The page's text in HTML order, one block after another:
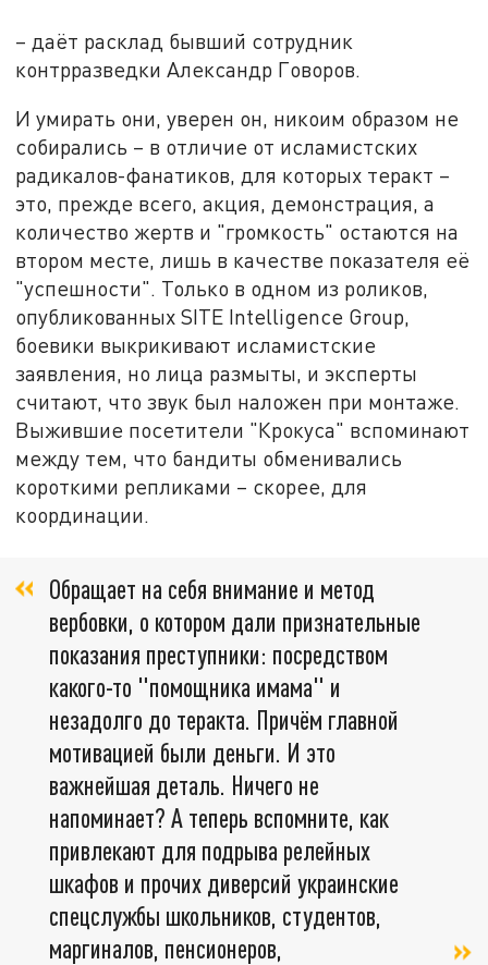
– даёт расклад бывший сотрудник
контрразведки Александр Говоров.
И умирать они, уверен он, никоим образом не
собирались – в отличие от исламистских
радикалов-фанатиков, для которых теракт –
это, прежде всего, акция, демонстрация, а
количество жертв и "громкость" остаются на
втором месте, лишь в качестве показателя её
"успешности". Только в одном из роликов,
опубликованных SITE Intelligence Group,
боевики выкрикивают исламистские
заявления, но лица размыты, и эксперты
считают, что звук был наложен при монтаже.
Выжившие посетители "Крокуса" вспоминают
между тем, что бандиты обменивались
короткими репликами – скорее, для
координации.
Обращает на себя внимание и метод
вербовки, о котором дали признательные
показания преступники: посредством
какого-то "помощника имама" и
незадолго до теракта. Причём главной
мотивацией были деньги. И это
важнейшая деталь. Ничего не
напоминает? А теперь вспомните, как
привлекают для подрыва релейных
шкафов и прочих диверсий украинские
спецслужбы школьников, студентов,
маргиналов, пенсионеров,